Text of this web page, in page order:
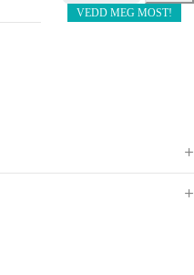
VEDD MEG MOST!